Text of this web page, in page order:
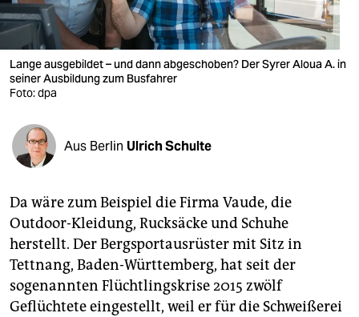
verlag
verlag
veranstaltungen
fragen & hilfe
abo
genossenschaft
epaper login
Lange ausgebildet – und dann abgeschoben? Der Syrer Aloua A. in
seiner Ausbildung zum Busfahrer
Foto: dpa
Aus Berlin Ulrich Schulte
Da wäre zum Beispiel die Firma Vaude, die
Outdoor-Kleidung, Rucksäcke und Schuhe
herstellt. Der Bergsportausrüster mit Sitz in
Tettnang, Baden-Württemberg, hat seit der
sogenannten Flüchtlingskrise 2015 zwölf
Geflüchtete eingestellt, weil er für die Schweißerei